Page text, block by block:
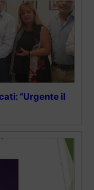
“Urgente il